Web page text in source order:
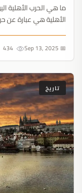
الأهلية هي عبارة عن
الديمقراطي اليوناني📅 Sep 13, 2025
تاريخ